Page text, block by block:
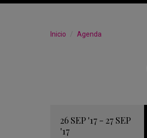
Inicio Agenda
26 SEP '17 - 27 SEP
'17